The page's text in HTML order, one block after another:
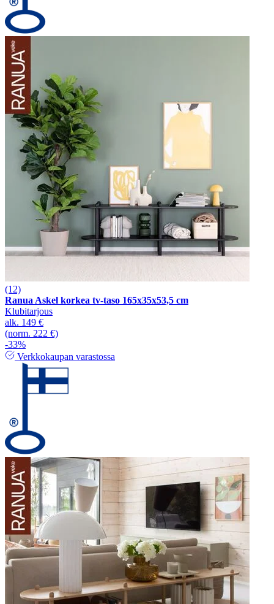
(12)
Ranua Askel korkea tv-taso 165x35x53,5 cm
Klubitarjous
alk. 149 €
(norm. 222 €)
-33%
Verkkokaupan varastossa